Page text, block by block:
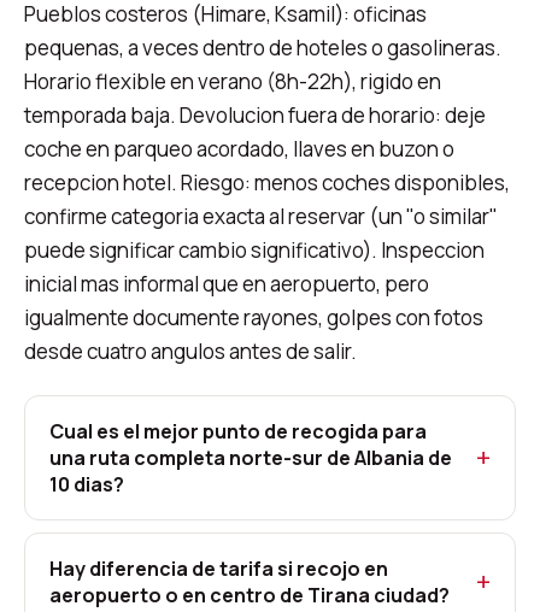
Pueblos costeros (Himare, Ksamil): oficinas
pequenas, a veces dentro de hoteles o gasolineras.
Horario flexible en verano (8h-22h), rigido en
temporada baja. Devolucion fuera de horario: deje
coche en parqueo acordado, llaves en buzon o
recepcion hotel. Riesgo: menos coches disponibles,
confirme categoria exacta al reservar (un "o similar"
puede significar cambio significativo). Inspeccion
inicial mas informal que en aeropuerto, pero
igualmente documente rayones, golpes con fotos
desde cuatro angulos antes de salir.
Cual es el mejor punto de recogida para
una ruta completa norte-sur de Albania de
10 dias?
Hay diferencia de tarifa si recojo en
aeropuerto o en centro de Tirana ciudad?